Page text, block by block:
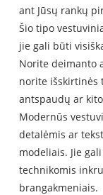
ant Jūsų rankų
Šio tipo
jie gali būti
Norite deimanto
norite išskirtinės
antspaudų ar
Modernūs
detalėmis ar
modeliais. Jie
technikomis
brangakmeniais.